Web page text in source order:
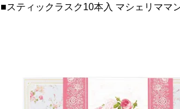
■スティックラスク10本入 マシェリママ